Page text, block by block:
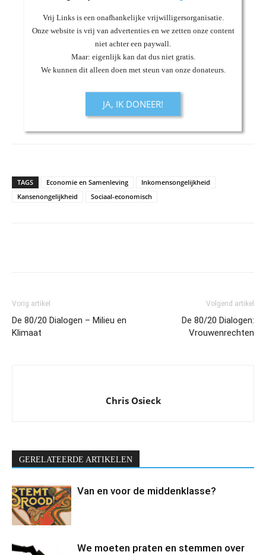
Vrij Links is een onafhankelijke vrijwilligersorganisatie.
Onze website is vrij van advertenties en we zetten onze content
niet achter een paywall.
Maar: eigenlijk kan dat dus niet gratis.
We kunnen dit alleen doen met steun van onze donateurs.
JA, IK DONEER!
TAGS Economie en Samenleving
Inkomensongelijkheid
Kansenongelijkheid
Sociaal-economisch
Vorig artikel
De 80/20 Dialogen – Milieu en
Klimaat
Volgend artikel
De 80/20 Dialogen:
Vrouwenrechten
Chris Osieck
GERELATEERDE ARTIKELEN
Van en voor de middenklasse?
We moeten praten en stemmen over